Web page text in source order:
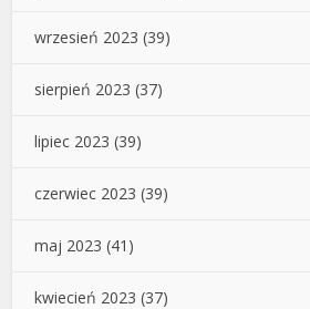
wrzesień 2023 (39)
sierpień 2023 (37)
lipiec 2023 (39)
czerwiec 2023 (39)
maj 2023 (41)
kwiecień 2023 (37)